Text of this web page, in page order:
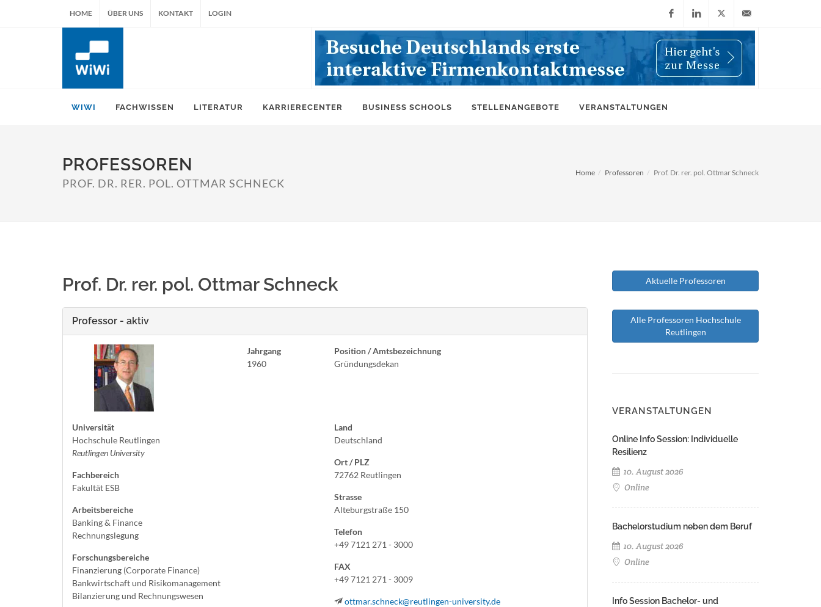
HOME ÜBER UNS KONTAKT LOGIN
FacebookLinkedIn
X
(Twitter)
info@wiwi-
WIWI FACHWISSEN LITERATUR KARRIERECENTER BUSINESS SCHOOLS STELLENANGEBOTE VERANSTALTUNGEN
PROFESSOREN
PROF. DR. RER. POL. OTTMAR SCHNECK
Home Professoren Prof. Dr. rer. pol. Ottmar Schneck
Prof. Dr. rer. pol. Ottmar Schneck
Professor - aktiv
Jahrgang
1960
Position / Amtsbezeichnung
Gründungsdekan
Universität
Hochschule Reutlingen
Reutlingen University
Fachbereich
Fakultät ESB
Arbeitsbereiche
Banking & Finance
Rechnungslegung
Forschungsbereiche
Finanzierung (Corporate Finance)
Bankwirtschaft und Risikomanagement
Bilanzierung und Rechnungswesen
Land
Deutschland
Ort / PLZ
72762 Reutlingen
Strasse
Alteburgstraße 150
Telefon
+49 7121 271 - 3000
FAX
+49 7121 271 - 3009
ottmar.schneck@reutlingen-university.de
Aktuelle Professoren
Alle Professoren Hochschule
Reutlingen
VERANSTALTUNGEN
Online Info Session: Individuelle
Resilienz
10. August 2026
Online
Bachelorstudium neben dem Beruf
10. August 2026
Online
Info Session Bachelor- und